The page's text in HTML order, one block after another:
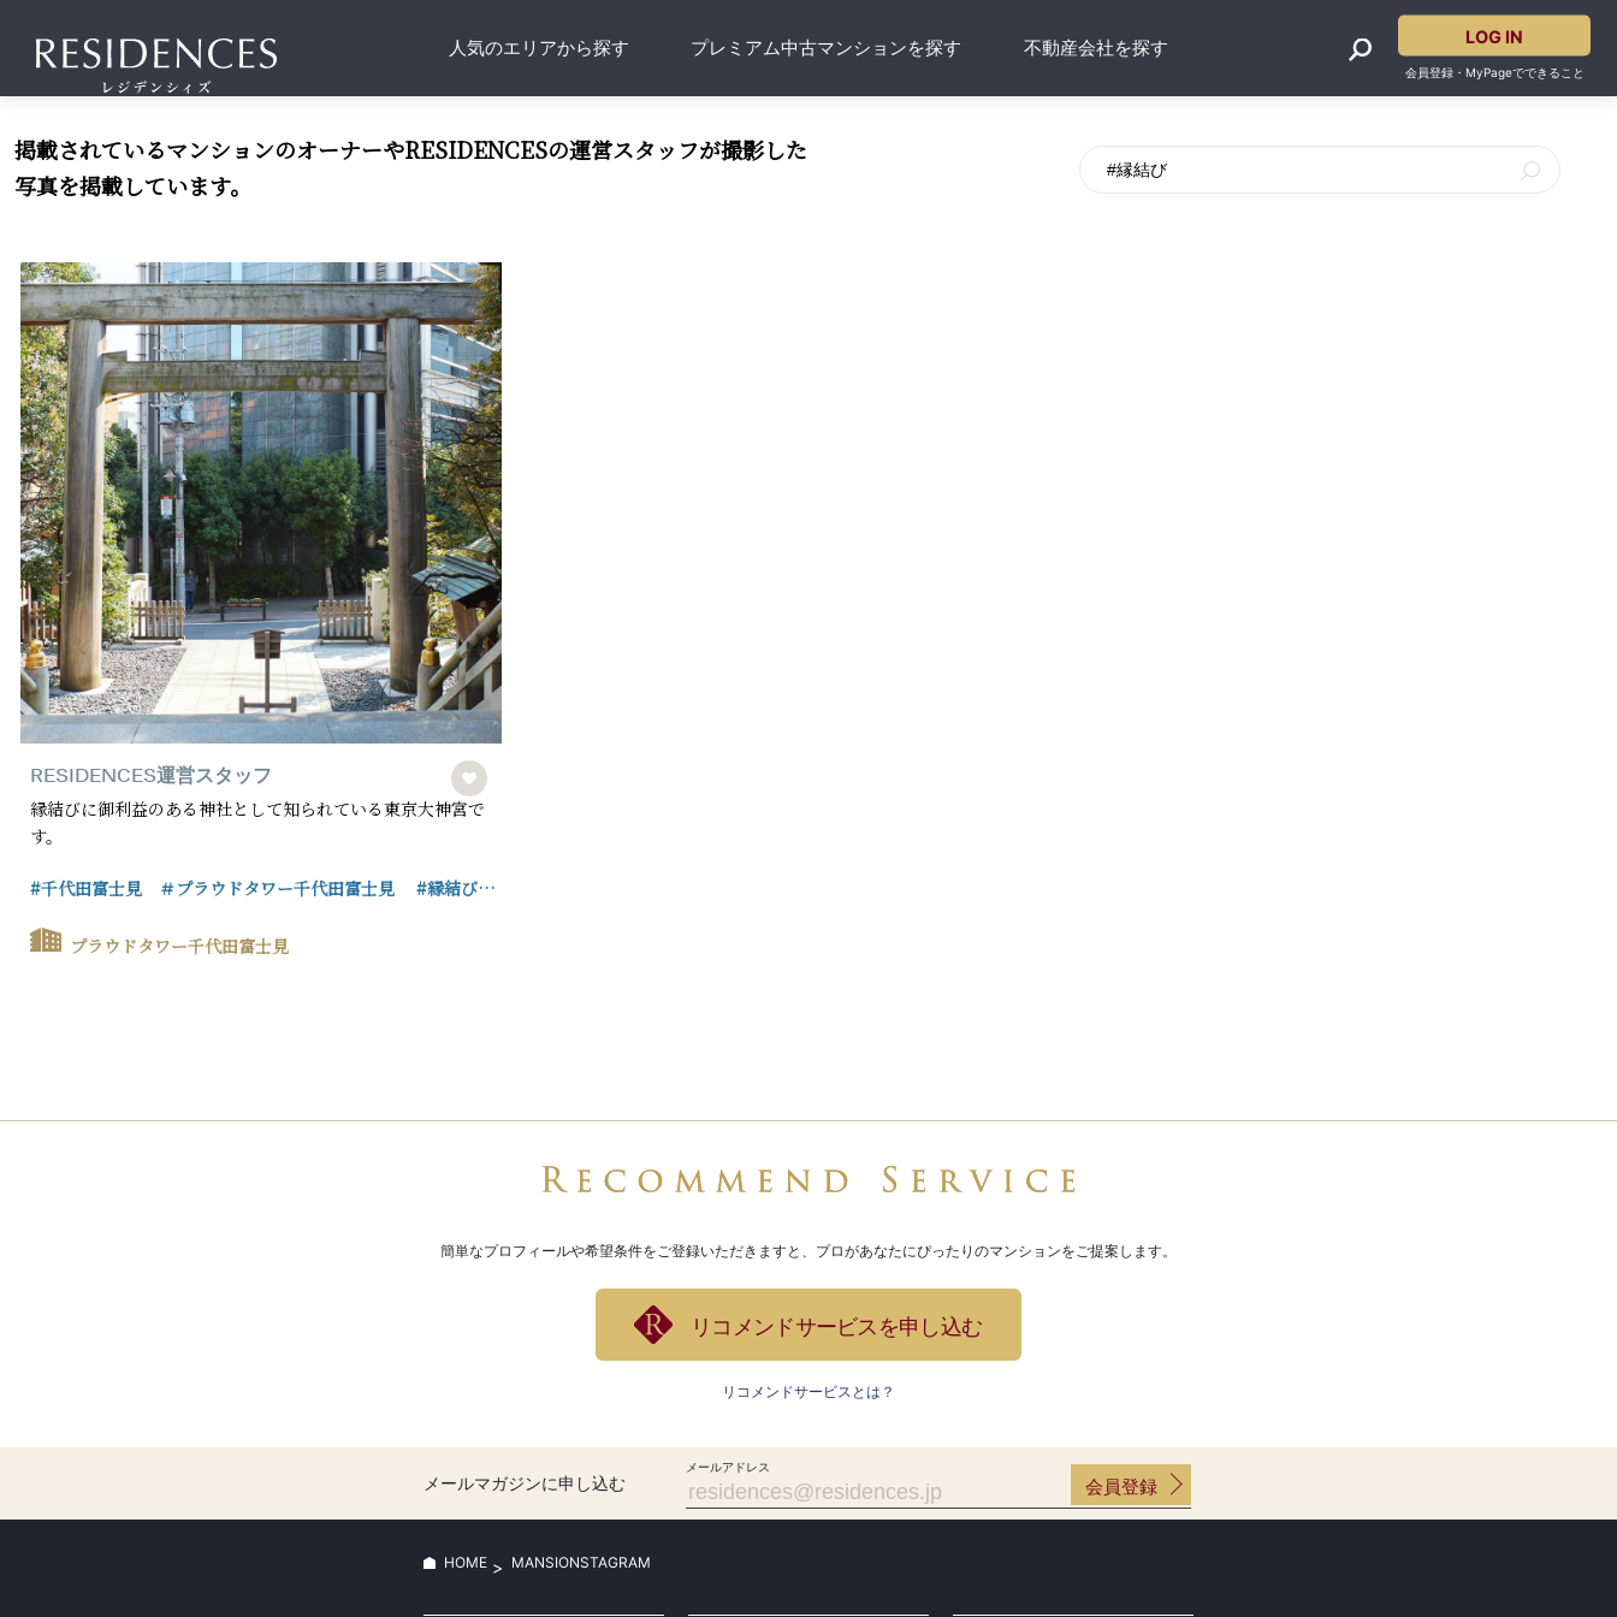
人気のエリアから探す プレミアム中古マンションを探す 不動産会社を探す LOG IN
会員登録・MyPageでできること
掲載されているマンションのオーナーやRESIDENCESの運営スタッフが撮影した
写真を掲載しています。
RESIDENCES運営スタッフ
縁結びに御利益のある神社として知られている東京大神宮で
す。
#千代田富士見 ＃プラウドタワー千代田富士見
#縁結び
プラウドタワー千代田富士見
簡単なプロフィールや希望条件をご登録いただきますと、プロがあなたにぴったりのマンションをご提案します。
リコメンドサービスを申し込む
リコメンドサービスとは？
メールマガジンに申し込む
メールアドレス
会員登録
HOME > MANSIONSTAGRAM